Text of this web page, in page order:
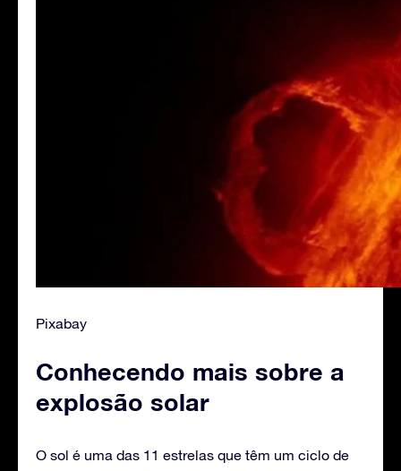
Pixabay
Conhecendo mais sobre a
explosão solar
O sol é uma das 11 estrelas que têm um ciclo de